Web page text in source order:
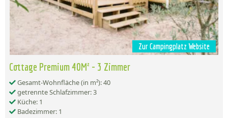
Zur Campingplatz Website
Cottage Premium 40M² - 3 Zimmer
Gesamt-Wohnfläche (in m²): 40
getrennte Schlafzimmer: 3
Küche: 1
Badezimmer: 1